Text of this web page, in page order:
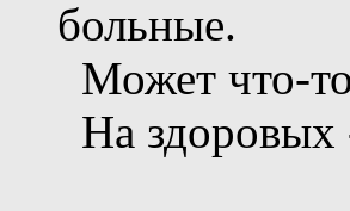
больные.
Может что-
На здоровых